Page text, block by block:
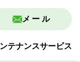
メール
テナンスサービス